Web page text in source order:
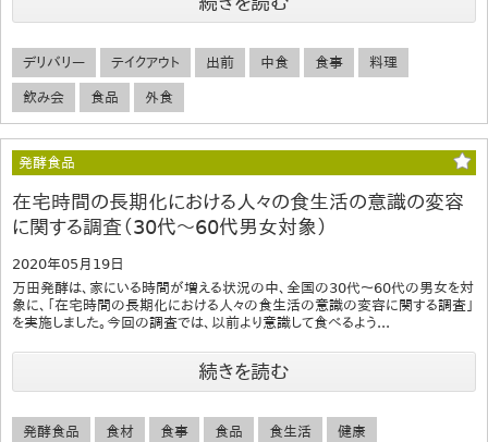
デリバリー テイクアウト 出前 中食 食事 料理
飲み会 食品 外食
発酵食品
在宅時間の長期化における人々の食生活の意識の変容
に関する調査（30代～60代男女対象）
2020年05月19日
万田発酵は、家にいる時間が増える状況の中、全国の30代～60代の男女を対
象に、「在宅時間の長期化における人々の食生活の意識の変容に関する調査」
を実施しました。今回の調査では、以前より意識して食べるよう...
続きを読む
発酵食品 食材 食事 食品 食生活 健康